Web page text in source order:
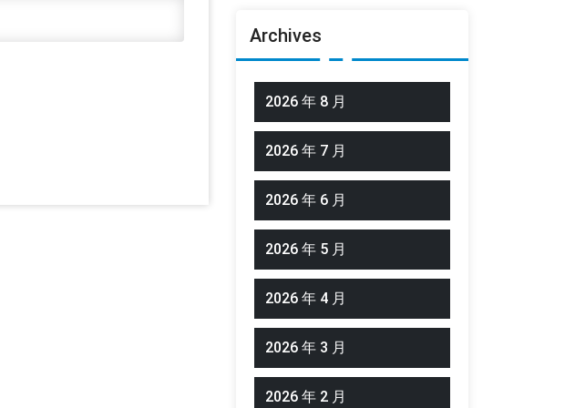
Archives
2026 年 8 月
2026 年 7 月
2026 年 6 月
2026 年 5 月
2026 年 4 月
2026 年 3 月
2026 年 2 月